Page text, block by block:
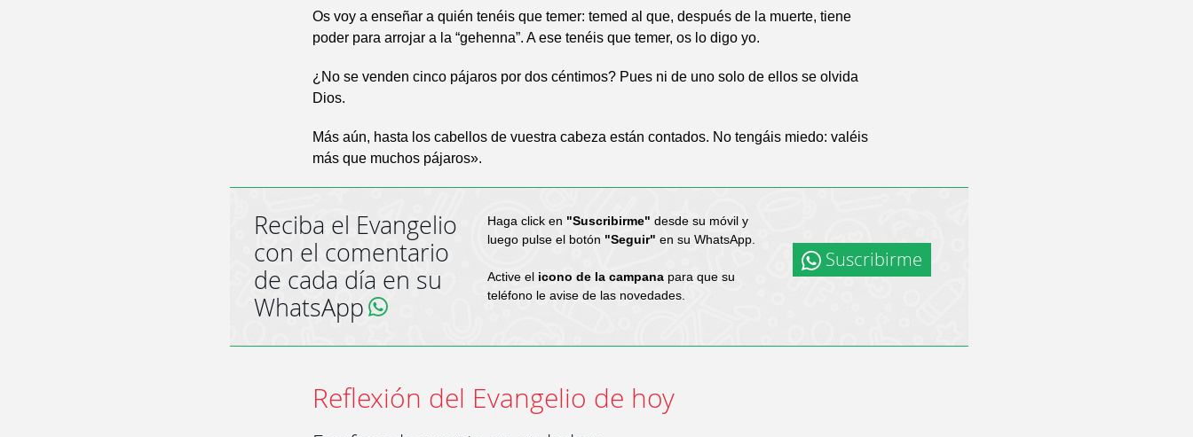
Os voy a enseñar a quién tenéis que temer: temed al que, después de la muerte, tiene
poder para arrojar a la “gehenna”. A ese tenéis que temer, os lo digo yo.
¿No se venden cinco pájaros por dos céntimos? Pues ni de uno solo de ellos se olvida
Dios.
Más aún, hasta los cabellos de vuestra cabeza están contados. No tengáis miedo: valéis
más que muchos pájaros».
Reciba el Evangelio
con el comentario
de cada día en su
WhatsApp
Haga click en "Suscribirme" desde su móvil y
luego pulse el botón "Seguir" en su WhatsApp.
Active el icono de la campanapara que su
teléfono le avise de las novedades.
Suscribirme
Reflexión del Evangelio de hoy